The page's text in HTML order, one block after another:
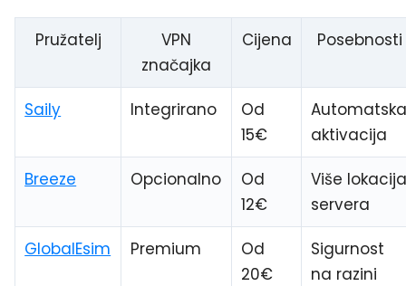
Pružatelj
VPN
značajka
Cijena Posebnosti
Saily Integrirano
Od
15€
aktivacija
Breeze Opcionalno
Od
12€
Više
servera
GlobalEsim Premium
Od
20€
Sigurnost
na razini